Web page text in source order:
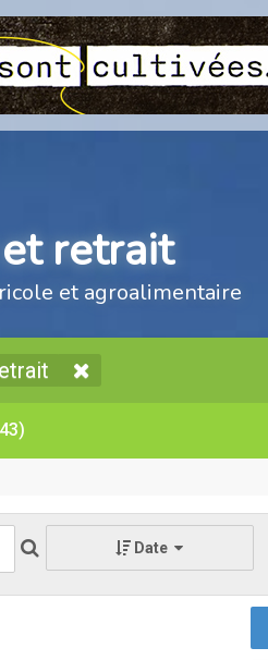
retrait
et agroalimentaire
Date